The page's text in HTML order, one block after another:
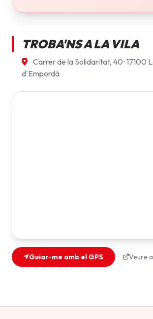
TROBA'NS A LA VILA
Carrer de la Solidaritat, 40 · 17100
d'Empordà
Guiar-me amb el GPS Veure